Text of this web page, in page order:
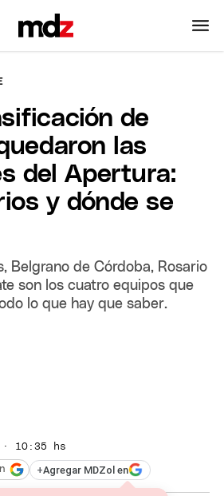
de
las
del Apertura:
y dónde se
Belgrano de Córdoba, Rosario
son los cuatro equipos que
lo que hay que saber.
· 10:35 hs
+Agregar MDZol en